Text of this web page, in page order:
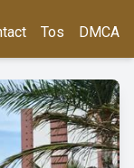
Tos DMCA